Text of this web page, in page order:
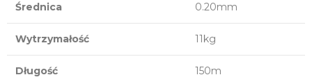
Średnica 0.20mm
Wytrzymałość 11kg
Długość 150m